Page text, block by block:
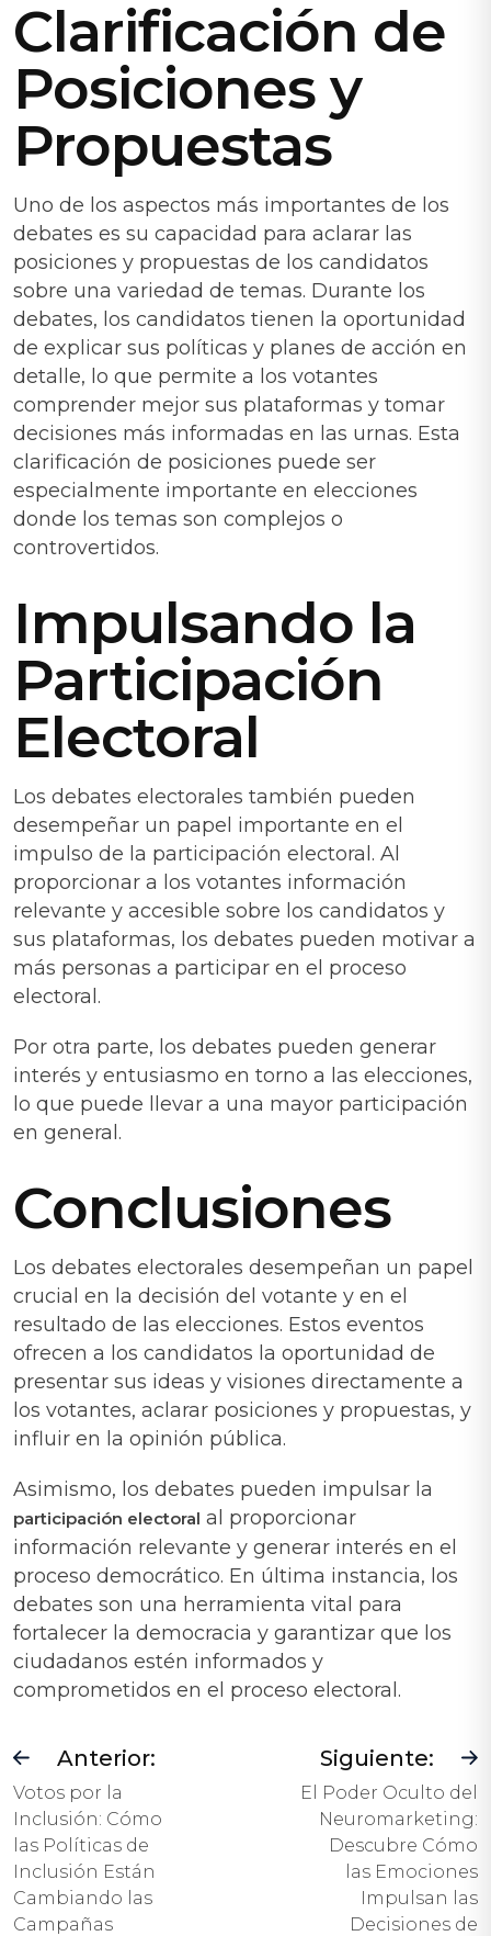
Clarificación de
Posiciones y
Propuestas
Uno de los aspectos más importantes de los
debates es su capacidad para aclarar las
posiciones y propuestas de los candidatos
sobre una variedad de temas. Durante los
debates, los candidatos tienen la oportunidad
de explicar sus políticas y planes de acción en
detalle, lo que permite a los votantes
comprender mejor sus plataformas y tomar
decisiones más informadas en las urnas. Esta
clarificación de posiciones puede ser
especialmente importante en elecciones
donde los temas son complejos o
controvertidos.
Impulsando la
Participación
Electoral
Los debates electorales también pueden
desempeñar un papel importante en el
impulso de la participación electoral. Al
proporcionar a los votantes información
relevante y accesible sobre los candidatos y
sus plataformas, los debates pueden motivar a
más personas a participar en el proceso
electoral.
Por otra parte, los debates pueden generar
interés y entusiasmo en torno a las elecciones,
lo que puede llevar a una mayor participación
en general.
Conclusiones
Los debates electorales desempeñan un papel
crucial en la decisión del votante y en el
resultado de las elecciones. Estos eventos
ofrecen a los candidatos la oportunidad de
presentar sus ideas y visiones directamente a
los votantes, aclarar posiciones y propuestas, y
influir en la opinión pública.
Asimismo, los debates pueden impulsar la
participación electoral al proporcionar
información relevante y generar interés en el
proceso democrático. En última instancia, los
debates son una herramienta vital para
fortalecer la democracia y garantizar que los
ciudadanos estén informados y
comprometidos en el proceso electoral.
Anterior:
Votos por la
Inclusión: Cómo
las Políticas de
Inclusión Están
Cambiando las
Campañas
Siguiente:
El Poder Oculto del
Neuromarketing:
Descubre Cómo
las Emociones
Impulsan las
Decisiones de